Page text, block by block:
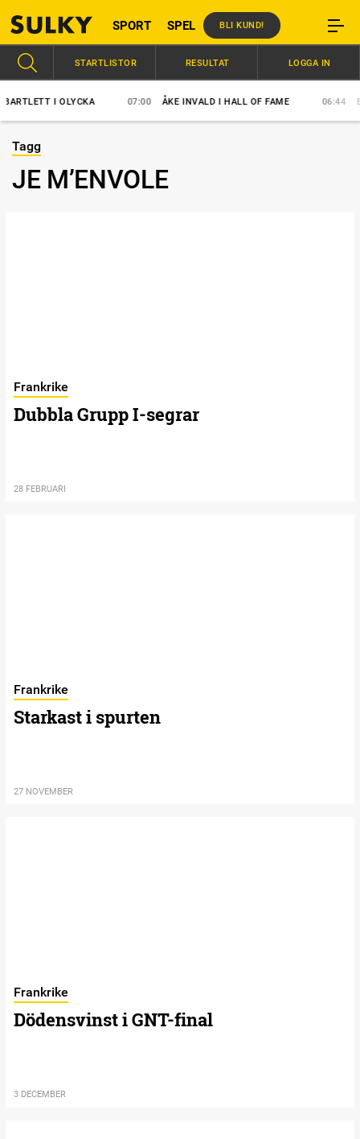
SPORT SPEL BLI KUND!
I OLYCKA 07:00 ÅKE INVALD I HALL OF FAME 06:44
STARTLISTOR RESULTAT LOGGA IN
Tagg
JE M’ENVOLE
Frankrike
Dubbla Grupp I-segrar
28 FEBRUARI
Frankrike
Starkast i spurten
27 NOVEMBER
Frankrike
Dödensvinst i GNT-final
3 DECEMBER